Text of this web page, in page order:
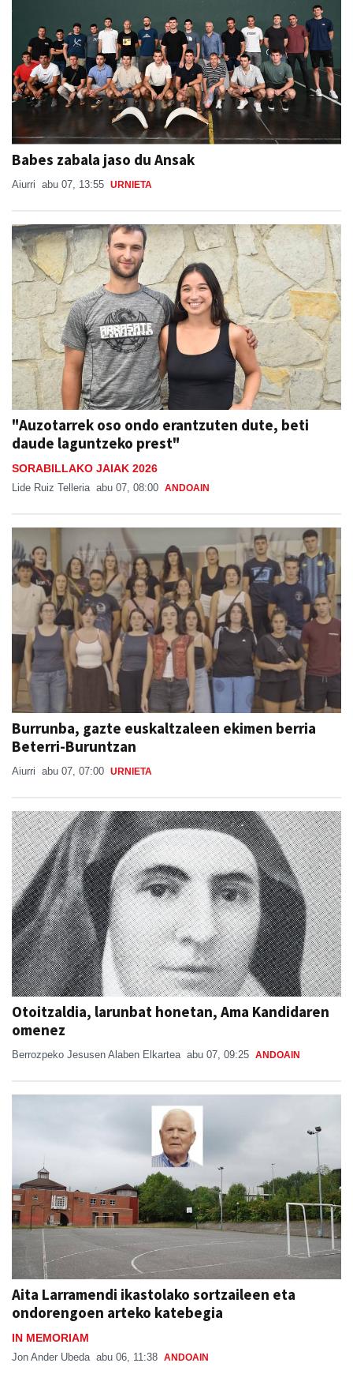
Babes zabala jaso du Ansak
Aiurri abu 07, 13:55 URNIETA
"Auzotarrek oso ondo erantzuten dute, beti
daude laguntzeko prest"
SORABILLAKO JAIAK 2026
Lide Ruiz Telleria abu 07, 08:00 ANDOAIN
Burrunba, gazte euskaltzaleen ekimen berria
Beterri-Buruntzan
Aiurri abu 07, 07:00 URNIETA
Otoitzaldia, larunbat honetan, Ama Kandidaren
omenez
Berrozpeko Jesusen Alaben Elkartea abu 07, 09:25 ANDOAIN
Aita Larramendi ikastolako sortzaileen eta
ondorengoen arteko katebegia
IN MEMORIAM
Jon Ander Ubeda abu 06, 11:38 ANDOAIN